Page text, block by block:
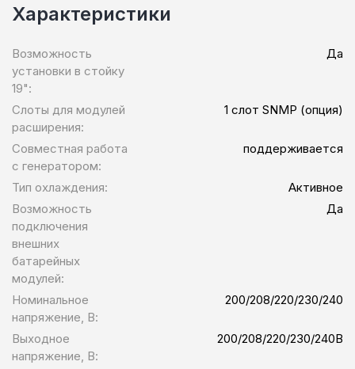
Характеристики
Возможность
установки в стойку
19":
Да
Слоты для модулей
расширения:
1 слот SNMP (опция)
Совместная работа
с генератором:
поддерживается
Тип охлаждения:
Активное
Возможность
подключения
внешних
батарейных
модулей:
Да
Номинальное
напряжение, В:
200/208/220/230/240
Выходное
напряжение, В:
200/208/220/230/240В